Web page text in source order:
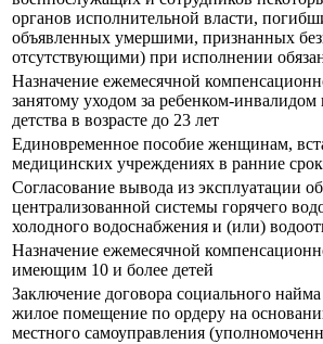
органов исполнительной власти,
объявленных умершими, признанных
отсутствующими) при исполнении
Назначение ежемесячной
занятому уходом за ребенком-
детства в возрасте до 23 лет
Единовременное пособие женщинам,
медицинских учреждениях в ранние
Согласование вывода из эксплуатации
централизованной системы горячего
холодного водоснабжения и (или)
Назначение ежемесячной
имеющим 10 и более детей
Заключение договора социального
жилое помещение по ордеру на
местного самоуправления